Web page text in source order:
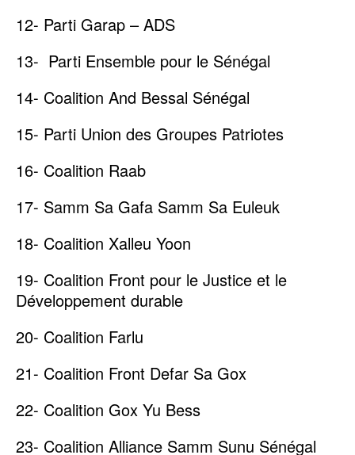
12- Parti Garap – ADS
13- Parti Ensemble pour le Sénégal
14- Coalition And Bessal Sénégal
15- Parti Union des Groupes Patriotes
16- Coalition Raab
17- Samm Sa Gafa Samm Sa Euleuk
18- Coalition Xalleu Yoon
19- Coalition Front pour le Justice et le
Développement durable
20- Coalition Farlu
21- Coalition Front Defar Sa Gox
22- Coalition Gox Yu Bess
23- Coalition Alliance Samm Sunu Sénégal